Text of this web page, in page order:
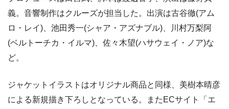
義。音響制作はクルーズが担当した。出演は古谷徹(アム
ロ・レイ)、池田秀一(シャア・アズナブル)、川村万梨阿
(ベルトーチカ・イルマ)、佐々木望(ハサウェイ・ノア)な
ど。
ジャケットイラストはオリジナル商品と同様、美樹本晴彦
による新規描き下ろしとなっている。またECサイト「エ